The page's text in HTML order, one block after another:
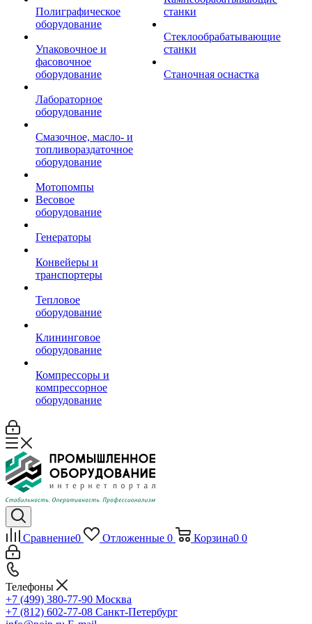
Полиграфическое
оборудование
Упаковочное и
фасовочное
оборудование
Лабораторное
оборудование
Смазочное, масло- и
топливораздаточное
оборудование
Мотопомпы
Весовое
оборудование
Генераторы
Конвейеры и
транспортеры
Тепловое
оборудование
Клининговое
оборудование
Компрессоры и
компрессорное
оборудование
станки
Стеклообрабатывающие
станки
Станочная оснастка
Сравнение0 Отложенные 0 Корзина0 0
Телефоны
+7 (499) 380-77-90 Москва
+7 (812) 602-77-08 Санкт-Петербург